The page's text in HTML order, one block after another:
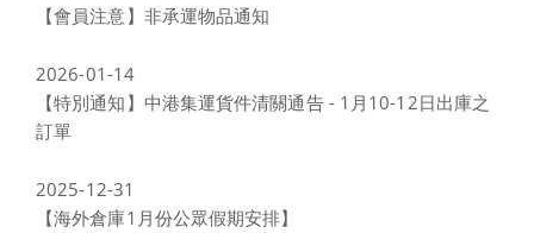
【會員注意】非承運物品通知
2026-01-14
【特別通知】中港集運貨件清關通告 - 1月10-12日出庫之
訂單
2025-12-31
【海外倉庫1月份公眾假期安排】